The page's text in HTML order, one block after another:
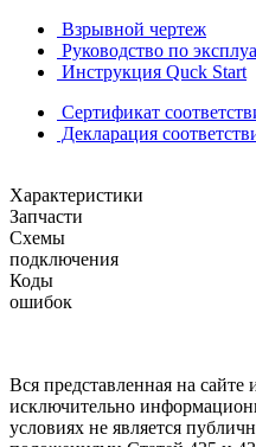
Взрывной чертеж
Руководство по
Инструкция Quck Start
Сертификат
Декларация
Характеристики
Запчасти
Схемы
подключения
Коды
ошибок
Вся представленная на
исключительно
условиях не является